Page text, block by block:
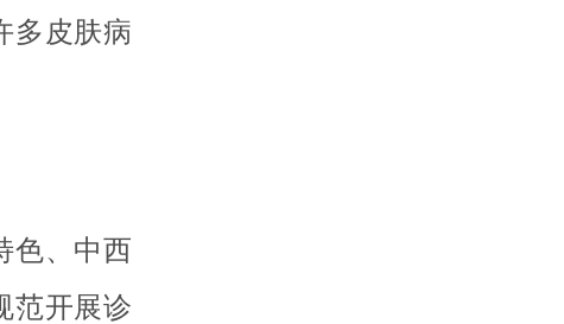
多皮肤病
色、中西
范开展诊